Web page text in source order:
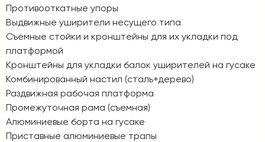
Противооткатные упоры
Выдвижные уширители несущего типа
Съемные стойки и кронштейны для их укладки под
платформой
Кронштейны для укладки балок уширителей на гусаке
Комбинированный настил (сталь+дерево)
Раздвижная рабочая платформа
Промежуточная рама (съемная)
Алюминиевые борта на гусаке
Приставные алюминиевые трапы